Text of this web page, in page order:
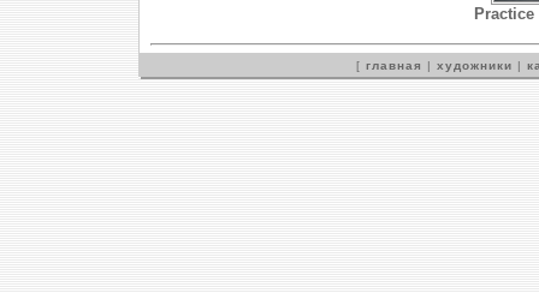
[ главная | художники |